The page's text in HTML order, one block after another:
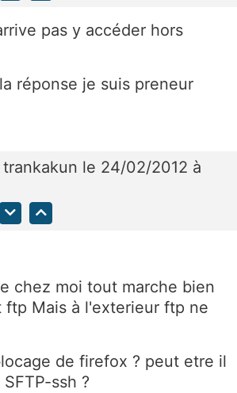
pas y accéder hors
réponse je suis preneur
trankakun le 24/02/2012 à
chez moi tout marche bien
ftp Mais à l'exterieur ftp ne
de firefox ? peut etre il
ssh ?